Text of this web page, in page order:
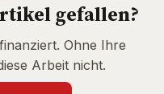
gefallen?
Ohne Ihre
Arbeit nicht.